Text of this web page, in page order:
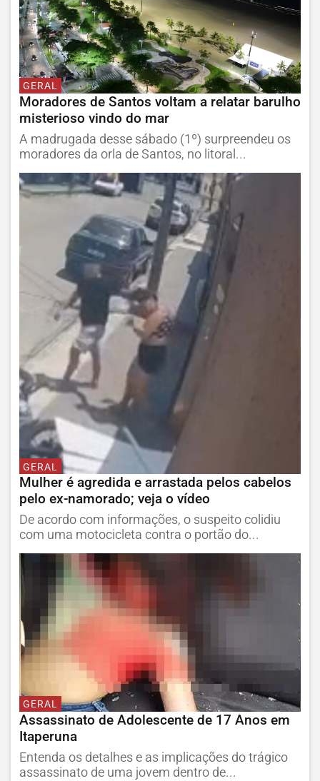
GERAL
Moradores de Santos voltam a relatar barulho
misterioso vindo do mar
A madrugada desse sábado (1º) surpreendeu os
moradores da orla de Santos, no litoral...
GERAL
Mulher é agredida e arrastada pelos cabelos
pelo ex-namorado; veja o vídeo
De acordo com informações, o suspeito colidiu
com uma motocicleta contra o portão do...
GERAL
Assassinato de Adolescente de 17 Anos em
Itaperuna
Entenda os detalhes e as implicações do trágico
assassinato de uma jovem dentro de...